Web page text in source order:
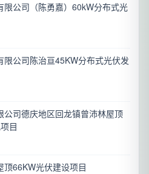
限公司（陈勇嘉）60kW分布式光
限公司陈治亘45KW分布式光伏发
公司德庆地区回龙镇曾沛林屋顶
目
66KW光伏建设项目